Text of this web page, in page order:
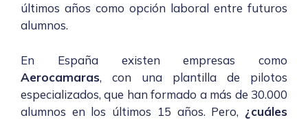
últimos años como opción laboral entre futuros
alumnos.
En España existen empresas como
Aerocamaras, con una plantilla de pilotos
especializados, que han formado a más de 30.000
alumnos en los últimos 15 años. Pero, ¿cuáles